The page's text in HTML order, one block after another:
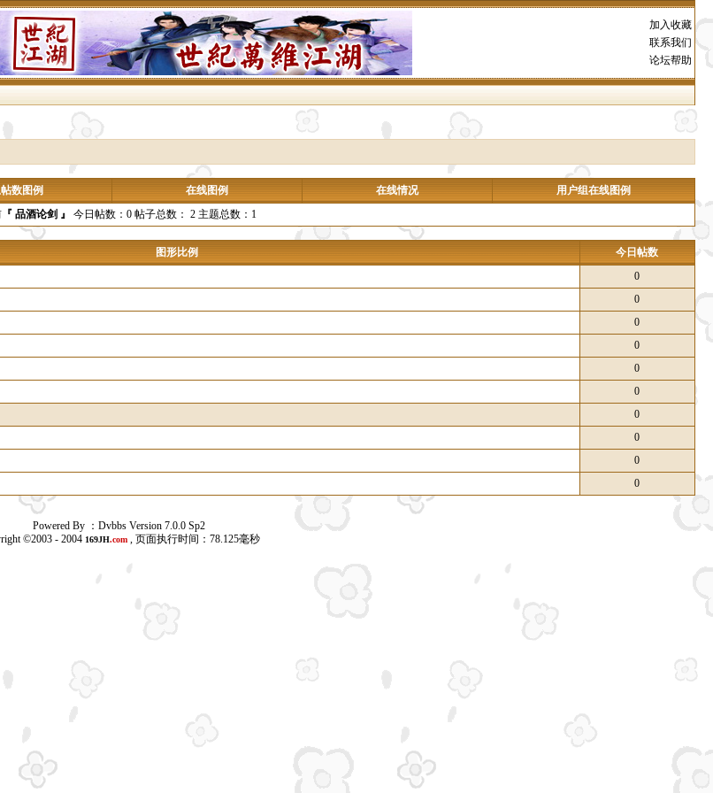
加入收藏
联系我们
论坛帮助
数图例 在线图例 在线情况
用户组在线图例
『 品酒论剑 』 今日帖数：0 帖子总数： 2 主题总数：1
图形比例
今日帖数
0
0
0
0
0
0
0
0
0
0
Powered By ：Dvbbs Version 7.0.0 Sp2
©2003 - 2004 169JH.com, 页面执行时间：78.125毫秒